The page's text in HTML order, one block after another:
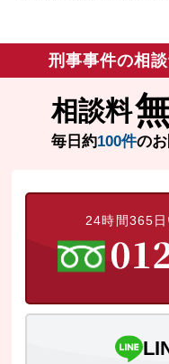
刑事事件の相
相談料
毎日約100件のお
24時間365日